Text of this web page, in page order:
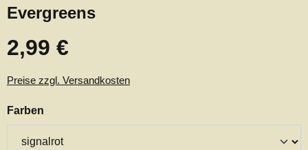
Evergreens
Regulärer Preis:
2,99 €
Preise zzgl. Versandkosten
Farben